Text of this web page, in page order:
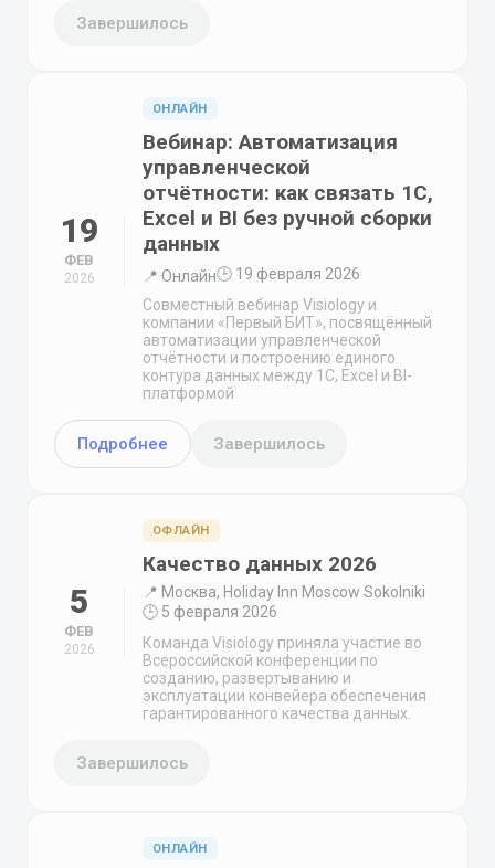
Завершилось
19
ФЕВ
2026
ОНЛАЙН
Вебинар: Автоматизация
управленческой
отчётности: как связать 1С,
Excel и BI без ручной сборки
данных
📍 Онлайн🕒 19 февраля 2026
Совместный вебинар Visiology и
компании «Первый БИТ», посвящённый
автоматизации управленческой
отчётности и построению единого
контура данных между 1С, Excel и BI-
платформой
Подробнее Завершилось
5
ФЕВ
2026
ОФЛАЙН
Качество данных 2026
📍 Москва, Holiday Inn Moscow Sokolniki
🕒 5 февраля 2026
Команда Visiology приняла участие во
Всероссийской конференции по
созданию, развертыванию и
эксплуатации конвейера обеспечения
гарантированного качества данных.
Завершилось
ОНЛАЙН